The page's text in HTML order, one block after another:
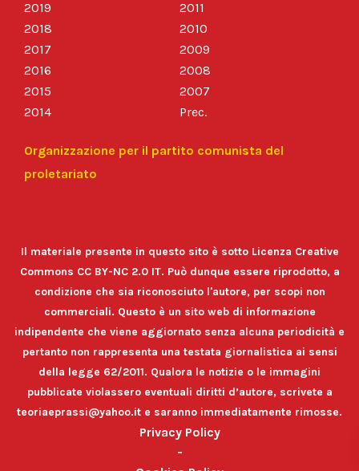
2019
2018
2017
2016
2015
2014
2011
2010
2009
2008
2007
Prec.
Organizzazione per il partito comunista del
proletariato
Il materiale presente in questo sito è sotto Licenza Creative
Commons CC BY-NC 2.0 IT. Può dunque essere riprodotto, a
condizione che sia riconosciuto l'autore, per scopi non
commerciali. Questo è un sito web di informazione
indipendente che viene aggiornato senza alcuna periodicità e
pertanto non rappresenta una testata giornalistica ai sensi
della legge 62/2011. Qualora le notizie o le immagini
pubblicate violassero eventuali diritti d’autore, scrivete a
teoriaeprassi@yahoo.it e saranno immediatamente rimosse.
Privacy Policy
-